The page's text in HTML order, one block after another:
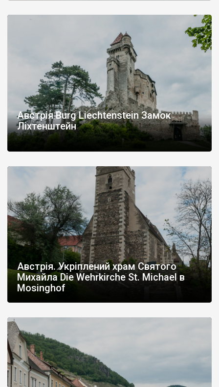
Австрія Burg Liechtenstein Замок
Ліхтенштейн
Австрія. Укріплений храм Святого
Михайла Die Wehrkirche St. Michael в
Mosinghof